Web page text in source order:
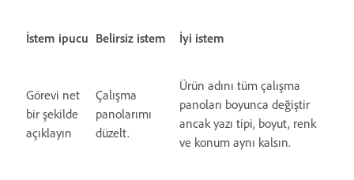
İstem ipucu Belirsiz istem İyi istem
Görevi net
bir şekilde
açıklayın
Çalışma
panolarımı
düzelt.
Ürün adını tüm çalışma
panoları boyunca değiştir
ancak yazı tipi, boyut, renk
ve konum aynı kalsın.